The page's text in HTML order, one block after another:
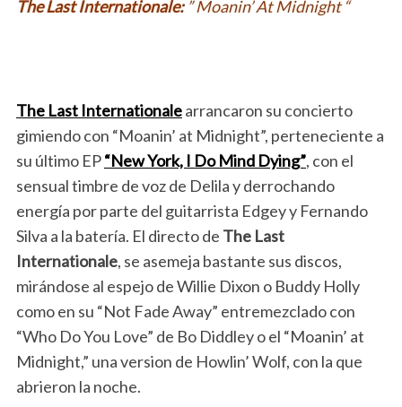
The Last Internationale:” Moanin’ At Midnight “
The Last Internationalearrancaron su concierto
gimiendo con “Moanin’ at Midnight”, perteneciente a
su último EP“New York, I Do Mind Dying”, con el
sensual timbre de voz de Delila y derrochando
energía por parte del guitarrista Edgey y Fernando
Silva a la batería. El directo de The Last
Internationale, se asemeja bastante sus discos,
mirándose al espejo de Willie Dixon o Buddy Holly
como en su “Not Fade Away” entremezclado con
“Who Do You Love” de Bo Diddley o el “Moanin’ at
Midnight,” una version de Howlin’ Wolf, con la que
abrieron la noche.